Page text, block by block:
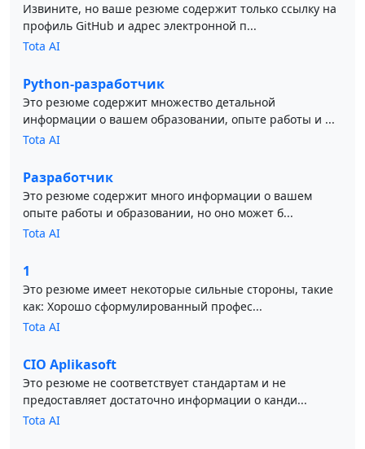
Извините, но ваше резюме содержит только ссылку на
профиль GitHub и адрес электронной п...
Tota AI
Python-разработчик
Это резюме содержит множество детальной
информации о вашем образовании, опыте работы и ...
Tota AI
Разработчик
Это резюме содержит много информации о вашем
опыте работы и образовании, но оно может б...
Tota AI
1
Это резюме имеет некоторые сильные стороны, такие
как: Хорошо сформулированный профес...
Tota AI
CIO Aplikasoft
Это резюме не соответствует стандартам и не
предоставляет достаточно информации о канди...
Tota AI